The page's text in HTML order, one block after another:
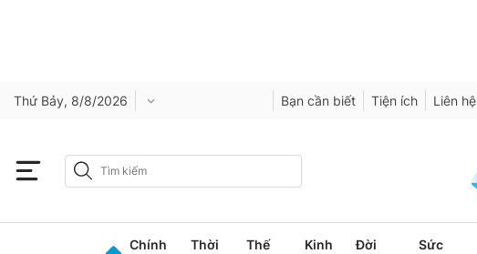
Thứ Bảy, 8/8/2026 Bạn cần biết Tiện ích Liên hệ
Chính
Thời
Thế
Kinh
Đời
Sức